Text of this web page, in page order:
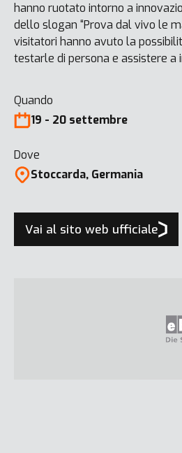
hanno ruotato intorno a
dello slogan “Prova dal vivo le
visitatori hanno avuto la
testarle di persona e assistere a
Quando
19 - 20 settembre
Dove
Stoccarda, Germania
Vai al sito web ufficiale